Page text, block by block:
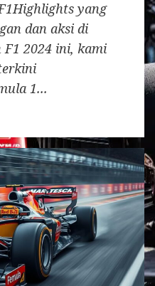
yang
dan aksi di
2024 ini, kami
1...